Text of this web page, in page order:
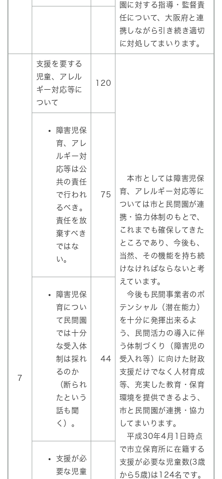
園に対する指導・監督責
任について、大阪府と連
携しながら引き続き適切
に対処してまいります。
7
支援を要する
児童、アレル
ギー対応等に
ついて
120
本市としては障害児保
育、アレルギー対応等に
ついては市と民間園が連
携・協力体制のもとで、
これまでも確保してきた
ところであり、今後も、
当然、その機能を持ち続
けなければならないと考
えています。
今後も民間事業者のポ
テンシャル（潜在能力）
を十分に発揮出来るよ
う、民間活力の導入に伴
う体制づくり（障害児の
受入れ等）に向けた財政
支援だけでなく人材育成
等、充実した教育・保育
環境を提供できるよう、
市と民間園が連携・協力
してまいります。
平成30年4月1日時点
で市立保育所に在籍する
支援が必要な児童数(3歳
から5歳)は124名です。
障害児保
育、アレ
ルギー対
応等は公
共の責任
で行われ
るべき。
責任を放
棄すべき
ではな
い。
75
障害児保
育につい
て民間園
では十分
な受入体
制は採れ
るのか
（断られ
たという
話も聞
く）。
44
支援が必
要な児童